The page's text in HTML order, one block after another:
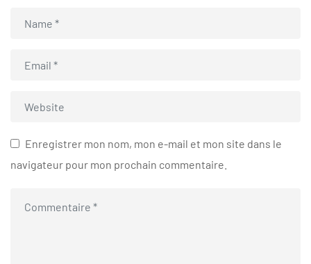
Enregistrer mon nom, mon e-mail et mon site dans le
navigateur pour mon prochain commentaire.